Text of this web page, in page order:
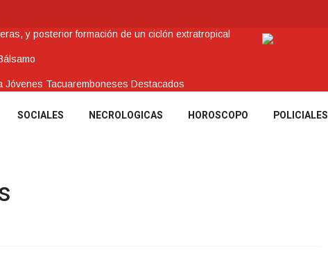
y posterior formación de un ciclón extratropical
Jóvenes Tacuaremboneses Destacados
préstamos sociales y abrió nueva línea de crédito
SOCIALES NECROLOGICAS HOROSCOPO POLICIALES